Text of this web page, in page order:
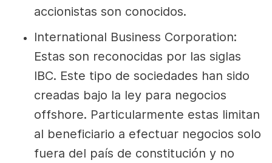
accionistas son conocidos.
International Business Corporation:
Estas son reconocidas por las siglas
IBC. Este tipo de sociedades han sido
creadas bajo la ley para negocios
offshore. Particularmente estas limitan
al beneficiario a efectuar negocios solo
fuera del país de constitución y no